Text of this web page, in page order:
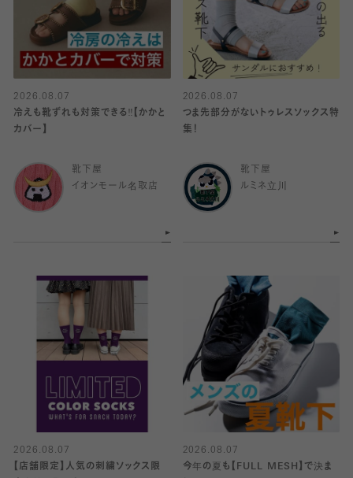
2026.08.07
冷えも靴ずれも対策できる‼️【かかと
カバー】
靴下屋
イオンモール名取店
2026.08.07
つま先部分がないトゥレスソックス特
集！
靴下屋
ルミネ立川
2026.08.07
【店舗限定】人気の刺繍ソックス限
2026.08.07
今年の夏も【FULL MESH】で決ま